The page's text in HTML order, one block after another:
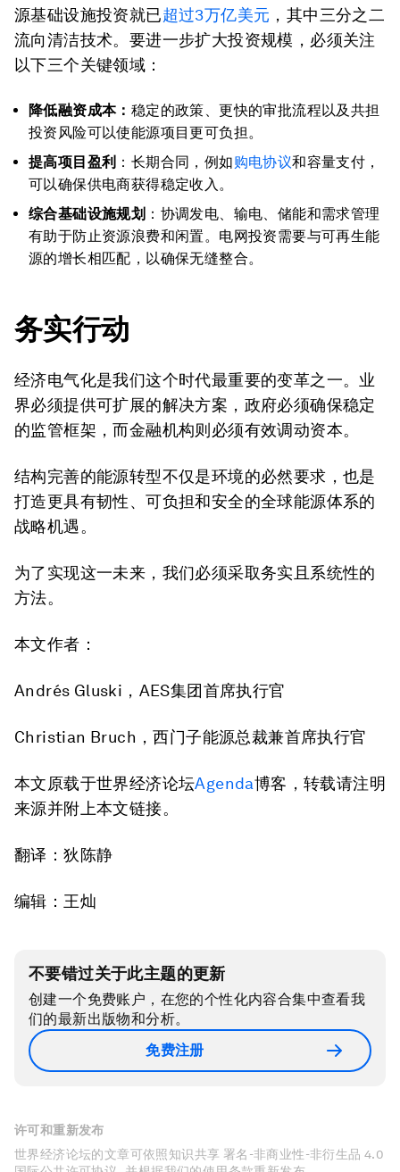
源基础设施投资就已超过3万亿美元 ，其中三分之二
流向清洁技术。要进一步扩大投资规模，必须关注
以下三个关键领域：
降低融资成本： 稳定的政策、更快的审批流程以及共担
投资风险可以使能源项目更可负担。
提高项目盈利 ：长期合同，例如购电协议和容量支付，
可以确保供电商获得稳定收入。
综合基础设施规划 ：协调发电、输电、储能和需求管理
有助于防止资源浪费和闲置。电网投资需要与可再生能
源的增长相匹配，以确保无缝整合。
务实行动
经济电气化是我们这个时代最重要的变革之一。业
界必须提供可扩展的解决方案，政府必须确保稳定
的监管框架，而金融机构则必须有效调动资本。
结构完善的能源转型不仅是环境的必然要求，也是
打造更具有韧性、可负担和安全的全球能源体系的
战略机遇。
为了实现这一未来，我们必须采取务实且系统性的
方法。
本文作者：
Andrés Gluski，AES集团首席执行官
Christian Bruch，西门子能源总裁兼首席执行官
本文原载于世界经济论坛Agenda博客，转载请注明
来源并附上本文链接。
翻译：狄陈静
编辑：王灿
不要错过关于此主题的更新
创建一个免费账户，在您的个性化内容合集中查看我
们的最新出版物和分析。
免费注册
许可和重新发布
世界经济论坛的文章可依照知识共享 署名-非商业性-非衍生品 4.0